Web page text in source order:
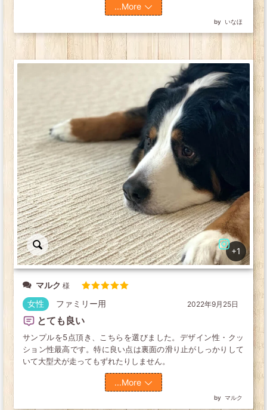
いなほ
...More
+1
マルク
評価
2022年9月25日
マルク
女性 ファミリー用
とても良い
サンプルを5点頂き、こちらを選びました。デザイン性・クッ
ション性最高です。特に良い点は裏面の滑り止がしっかりして
いて大型犬が走ってもずれたりしません。
...More